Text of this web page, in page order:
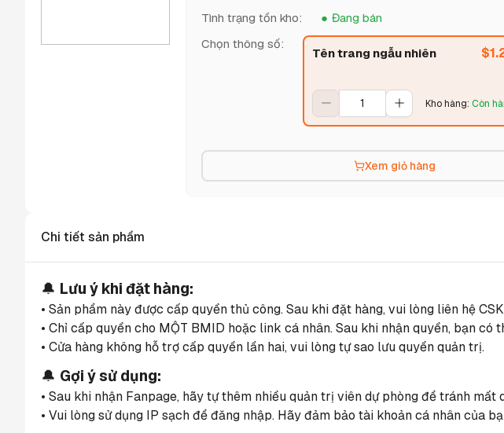
Tình trạng tồn kho:
Đang bán
Chọn thông số:
Tên trang ngẫu nhiên $
Kho hàng: Còn
Xem giỏ hàng
Chi tiết sản phẩm
🔔 Lưu ý khi đặt hàng:
• Sản phẩm này được cấp quyền thủ công. Sau khi đặt hàng, vui lòng liên hệ
• Chỉ cấp quyền cho MỘT BMID hoặc link cá nhân. Sau khi nhận quyền, bạn
• Cửa hàng không hỗ trợ cấp quyền lần hai, vui lòng tự sao lưu quyền quản trị.
🔔 Gợi ý sử dụng:
• Sau khi nhận Fanpage, hãy tự thêm nhiều quản trị viên dự phòng để tránh
• Vui lòng sử dụng IP sạch để đăng nhập. Hãy đảm bảo tài khoản cá nhân của